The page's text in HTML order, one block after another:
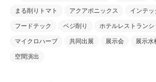
まる削りトマト アクアポニックス インテッ
フードテック ベジ削り ホテルレストランシ
マイクロハーブ 共同出展 展示会 展示水
空間演出